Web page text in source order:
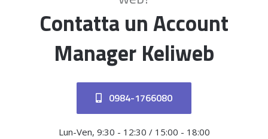
Contatta un Account
Manager Keliweb
0984-1766080
Lun-Ven, 9:30 - 12:30 / 15:00 - 18:00